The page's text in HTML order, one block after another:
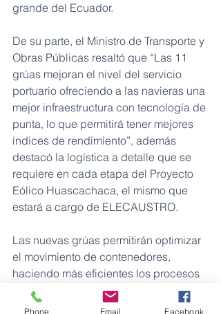
grande del Ecuador.
De su parte, el Ministro de Transporte y
Obras Públicas resaltó que “Las 11
grúas mejoran el nivel del servicio
portuario ofreciendo a las navieras una
mejor infraestructura con tecnología de
punta, lo que permitirá tener mejores
índices de rendimiento”, además
destacó la logística a detalle que se
requiere en cada etapa del Proyecto
Eólico Huascachaca, el mismo que
estará a cargo de ELECAUSTRO.
Las nuevas grúas permitirán optimizar
el movimiento de contenedores,
haciendo más eficientes los procesos
en el Puerto Bolívar, desde donde se
exporta banano, camarón y minerales.
Phone Email Facebook